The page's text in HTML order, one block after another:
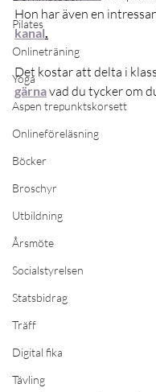
Pilates
Onlineträning
Yoga
Aspen trepunktskorsett
Onlineföreläsning
Böcker
Broschyr
Utbildning
Årsmöte
Socialstyrelsen
Statsbidrag
Träff
Digital fika
Tävling
Hon har även en
kanal.
Det kostar att delta i
gärna vad du tycker om